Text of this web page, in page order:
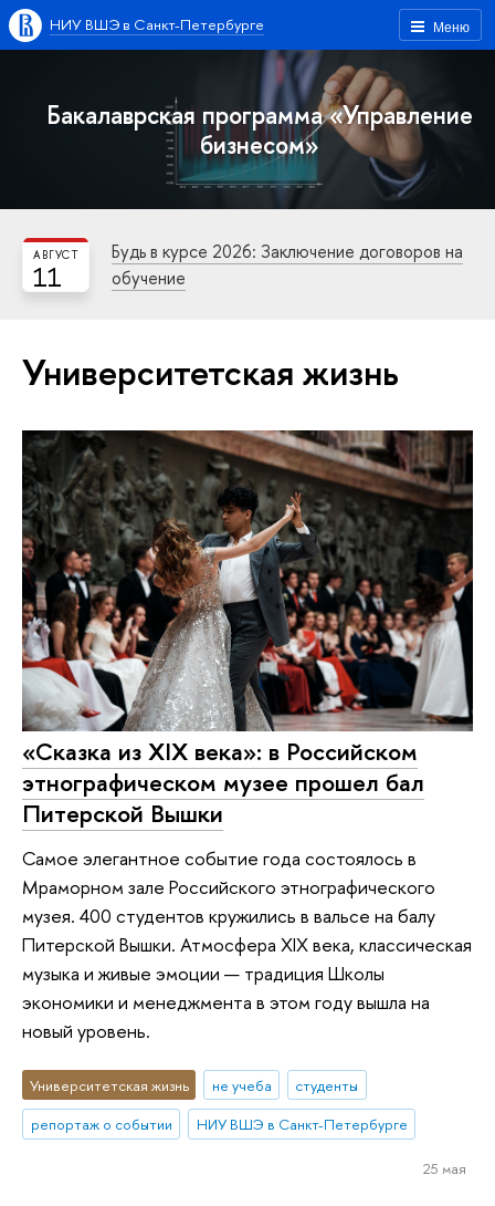
Меню
НИУ ВШЭ в Санкт-Петербурге
Бакалаврская программа «Управление
бизнесом»
11
АВГУСТ
Будь в курсе 2026: Заключение договоров на
обучение
Университетская жизнь
«Сказка из XIX века»: в Российском
этнографическом музее прошел бал
Питерской Вышки
Самое элегантное событие года состоялось в
Мраморном зале Российского этнографического
музея. 400 студентов кружились в вальсе на балу
Питерской Вышки. Атмосфера XIX века, классическая
музыка и живые эмоции — традиция Школы
экономики и менеджмента в этом году вышла на
новый уровень.
Университетская жизнь не учеба
студенты
репортаж о событии
НИУ ВШЭ в Санкт-Петербурге
25 мая